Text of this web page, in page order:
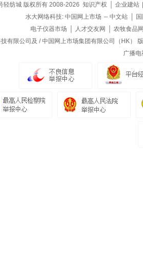
轻纺城 版权所有 2008-2026 知识产权 企业建站
水大网络科技: 中国网上市场 -- 中文站
电子仪器市场
人才交友网
农牧食品
有限公司及 / 中国网上市场集团有限公司（HK）
广播